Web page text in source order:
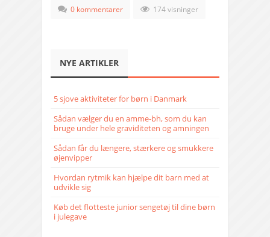
0 kommentarer 174 visninger
NYE ARTIKLER
5 sjove aktiviteter for børn i Danmark
Sådan vælger du en amme-bh, som du kan
bruge under hele graviditeten og amningen
Sådan får du længere, stærkere og smukkere
øjenvipper
Hvordan rytmik kan hjælpe dit barn med at
udvikle sig
Køb det flotteste junior sengetøj til dine børn
i julegave